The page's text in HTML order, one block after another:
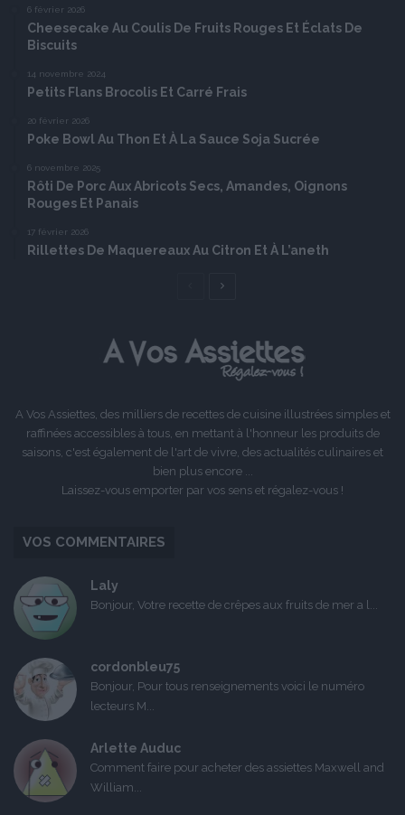
6 février 2026
Cheesecake Au Coulis De Fruits Rouges Et Éclats De
Biscuits
14 novembre 2024
Petits Flans Brocolis Et Carré Frais
20 février 2026
Poke Bowl Au Thon Et À La Sauce Soja Sucrée
6 novembre 2025
Rôti De Porc Aux Abricots Secs, Amandes, Oignons
Rouges Et Panais
17 février 2026
Rillettes De Maquereaux Au Citron Et À L’aneth
Page
A Vos Assiettes, des milliers de recettes de cuisine illustrées simples et
raffinées accessibles à tous, en mettant à l'honneur les produits de
saisons, c'est également de l'art de vivre, des actualités culinaires et
bien plus encore ...
Laissez-vous emporter par vos sens et régalez-vous !
VOS COMMENTAIRES
Laly
Bonjour, Votre recette de crêpes aux fruits de mer a l...
cordonbleu75
Bonjour, Pour tous renseignements voici le numéro
lecteurs M...
Arlette Auduc
Comment faire pour acheter des assiettes Maxwell and
William...